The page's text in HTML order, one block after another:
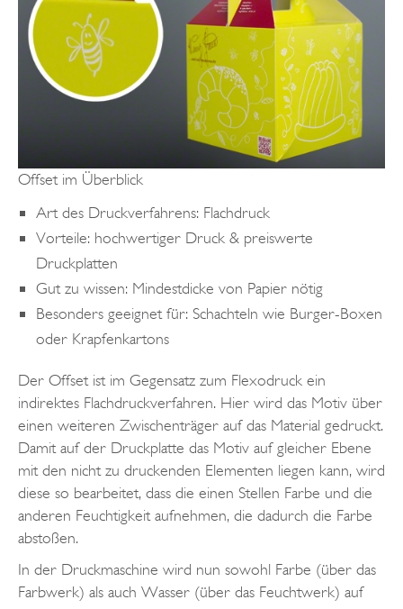
Offset im Überblick
Art des Druckverfahrens: Flachdruck
Vorteile: hochwertiger Druck & preiswerte
Druckplatten
Gut zu wissen: Mindestdicke von Papier nötig
Besonders geeignet für: Schachteln wie Burger-Boxen
oder Krapfenkartons
Der Offset ist im Gegensatz zum Flexodruck ein
indirektes Flachdruckverfahren. Hier wird das Motiv über
einen weiteren Zwischenträger auf das Material gedruckt.
Damit auf der Druckplatte das Motiv auf gleicher Ebene
mit den nicht zu druckenden Elementen liegen kann, wird
diese so bearbeitet, dass die einen Stellen Farbe und die
anderen Feuchtigkeit aufnehmen, die dadurch die Farbe
abstoßen.
In der Druckmaschine wird nun sowohl Farbe (über das
Farbwerk) als auch Wasser (über das Feuchtwerk) auf